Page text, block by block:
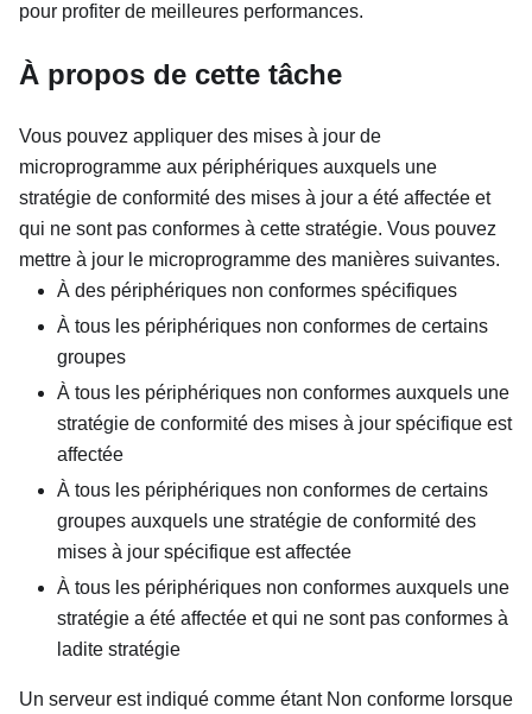
pour profiter de meilleures performances.
À propos de cette tâche
Vous pouvez appliquer des mises à jour de
microprogramme aux périphériques auxquels une
stratégie de conformité des mises à jour a été affectée et
qui ne sont pas conformes à cette stratégie. Vous pouvez
mettre à jour le microprogramme des manières suivantes.
À des périphériques non conformes spécifiques
À tous les périphériques non conformes de certains
groupes
À tous les périphériques non conformes auxquels une
stratégie de conformité des mises à jour spécifique est
affectée
À tous les périphériques non conformes de certains
groupes auxquels une stratégie de conformité des
mises à jour spécifique est affectée
À tous les périphériques non conformes auxquels une
stratégie a été affectée et qui ne sont pas conformes à
ladite stratégie
Un serveur est indiqué comme étant Non conforme lorsque